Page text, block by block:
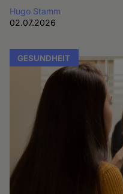
Hugo Stamm
02.07.2026
GESUNDHEIT